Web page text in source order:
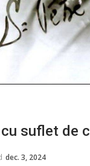
suflet de
dec. 3, 2024